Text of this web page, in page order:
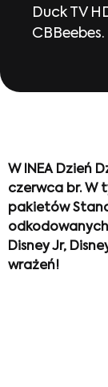
Duck TV
CBBeebes.
W INEA Dzień
czerwca br. W
pakietów
Disney Jr,
wrażeń!